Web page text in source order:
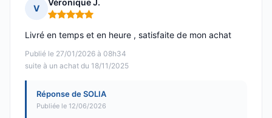
V
Véronique J.
Note : 5 sur 5
Publié le 27/01/2026 à 08h34
suite à un achat du 18/11/2025
Livré en temps et en heure , satisfaite de mon achat
Réponse de SOLIA
Publiée le 12/06/2026